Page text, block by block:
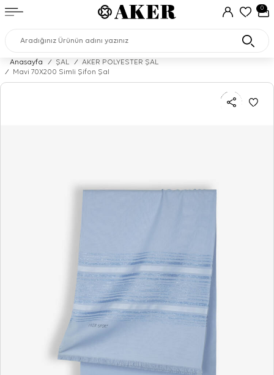
0
Anasayfa / ŞAL /
AKER POLYESTER ŞAL
/
Mavi 70X200 Simli Şifon Şal